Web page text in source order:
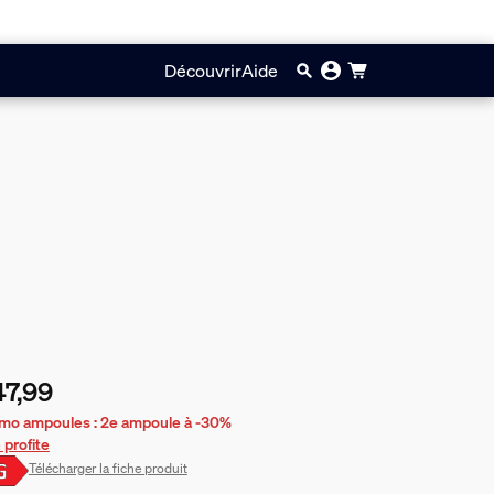
DécouvrirAide
actuel est €47,99
ampoules : 2e ampoule à -30%
profite
Télécharger la fiche produit